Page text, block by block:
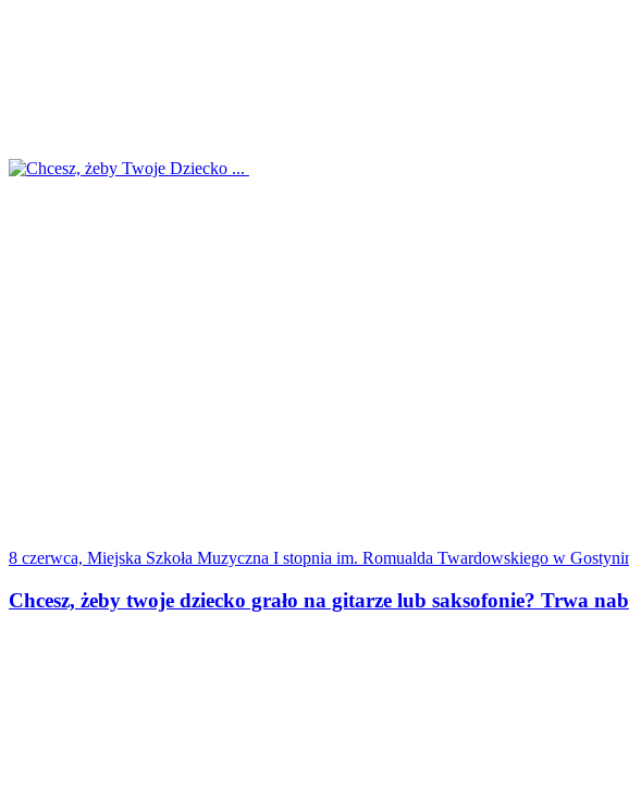
8 czerwca, Miejska Szkoła Muzyczna I stopnia im. Romualda Twardowskiego w
Chcesz, żeby twoje dziecko grało na gitarze lub saksofonie? Trwa